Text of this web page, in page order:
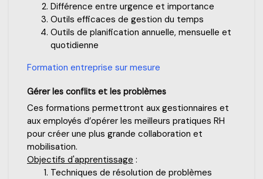
Différence entre urgence et importance
Outils efficaces de gestion du temps
Outils de planification annuelle, mensuelle et
quotidienne
Formation entreprise sur mesure
Gérer les conflits et les problèmes
Ces formations permettront aux gestionnaires et
aux employés d’opérer les meilleurs pratiques RH
pour créer une plus grande collaboration et
mobilisation.
Objectifs d'apprentissage :
Techniques de résolution de problèmes